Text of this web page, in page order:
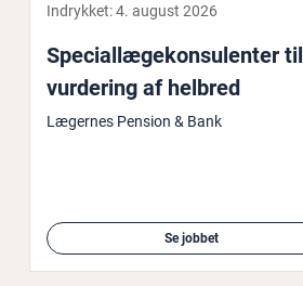
Indrykket:4. august 2026
Spe­ci­al­læge­kon­su­len­ter til
vurdering af helbred
Lægernes Pension & Bank
Se jobbet